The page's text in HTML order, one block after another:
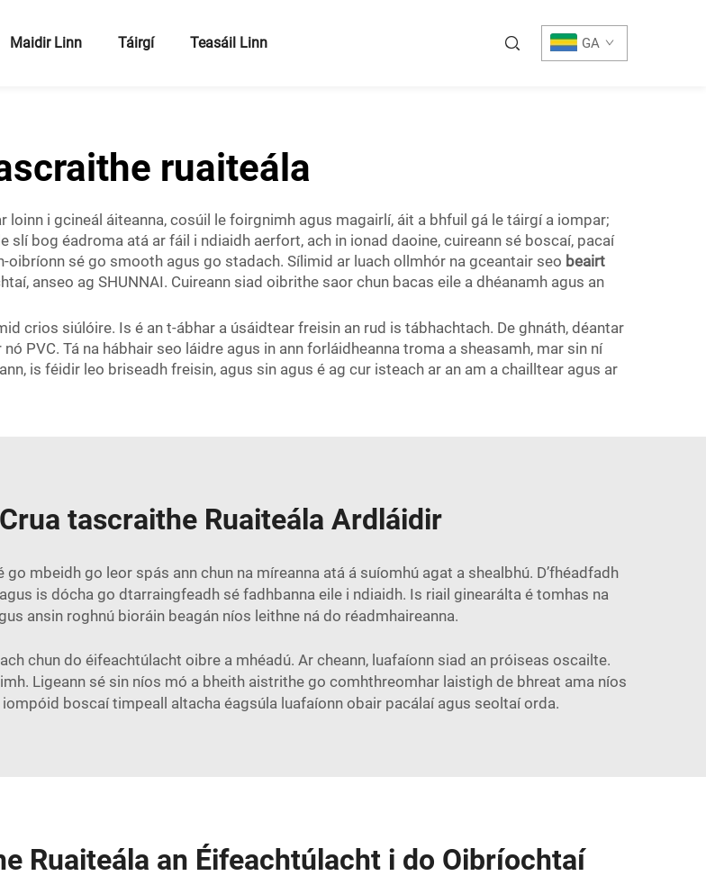
Maidir Linn Táirgí Teasáil Linn GA
ruaiteála
i gcineál áiteanna, cosúil le foirgnimh agus magairlí, áit a bhfuil gá le táirgí a iompar;
bog éadroma atá ar fáil i ndiaidh aerfort, ach in ionad daoine, cuireann sé boscaí, pacaí
sé go smooth agus go stadach. Sílimid ar luach ollmhór na gceantair seo beairt
anseo ag SHUNNAI. Cuireann siad oibrithe saor chun bacas eile a dhéanamh agus an
crios siúlóire. Is é an t-ábhar a úsáidtear freisin an rud is tábhachtach. De ghnáth, déantar
PVC. Tá na hábhair seo láidre agus in ann forláidheanna troma a sheasamh, mar sin ní
is féidir leo briseadh freisin, agus sin agus é ag cur isteach ar an am a chailltear agus ar
tascraithe Ruaiteála Ardláidir
mbeidh go leor spás ann chun na míreanna atá á suíomhú agat a shealbhú. D’fhéadfadh
is dócha go dtarraingfeadh sé fadhbanna eile i ndiaidh. Is riail ginearálta é tomhas na
ansin roghnú bioráin beagán níos leithne ná do réadmhaireanna.
chun do éifeachtúlacht oibre a mhéadú. Ar cheann, luafaíonn siad an próiseas oscailte.
Ligeann sé sin níos mó a bheith aistrithe go comhthreomhar laistigh de bhreat ama níos
iompóid boscaí timpeall altacha éagsúla luafaíonn obair pacálaí agus seoltaí orda.
Ruaiteála an Éifeachtúlacht i do Oibríochtaí